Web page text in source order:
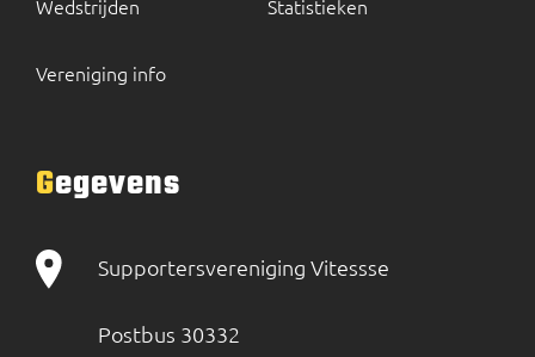
Wedstrijden
Vereniging info
Statistieken
Gegevens
Supportersvereniging Vitessse
Postbus 30332